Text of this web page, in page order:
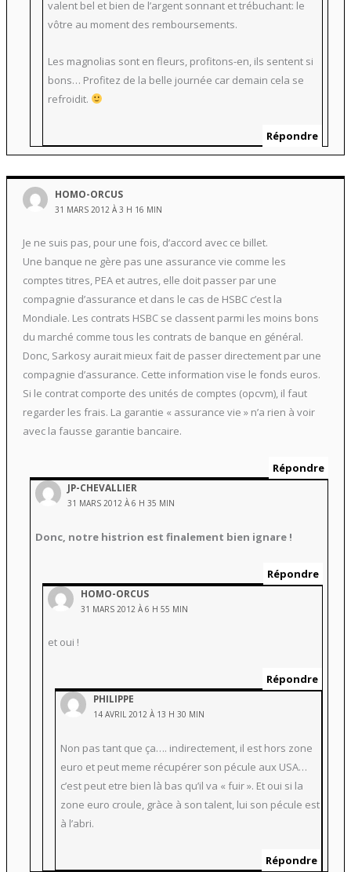
valent bel et bien de l’argent sonnant et trébuchant: le
vôtre au moment des remboursements.
Les magnolias sont en fleurs, profitons-en, ils sentent si
bons… Profitez de la belle journée car demain cela se
refroidit.
Répondre
HOMO-ORCUS
31 MARS 2012 À 3 H 16 MIN
Je ne suis pas, pour une fois, d’accord avec ce billet.
Une banque ne gère pas une assurance vie comme les
comptes titres, PEA et autres, elle doit passer par une
compagnie d’assurance et dans le cas de HSBC c’est la
Mondiale. Les contrats HSBC se classent parmi les moins bons
du marché comme tous les contrats de banque en général.
Donc, Sarkosy aurait mieux fait de passer directement par une
compagnie d’assurance. Cette information vise le fonds euros.
Si le contrat comporte des unités de comptes (opcvm), il faut
regarder les frais. La garantie « assurance vie » n’a rien à voir
avec la fausse garantie bancaire.
Répondre
JP-CHEVALLIER
31 MARS 2012 À 6 H 35 MIN
Donc, notre histrion est finalement bien ignare !
Répondre
HOMO-ORCUS
31 MARS 2012 À 6 H 55 MIN
et oui !
Répondre
PHILIPPE
14 AVRIL 2012 À 13 H 30 MIN
Non pas tant que ça…. indirectement, il est hors zone
euro et peut meme récupérer son pécule aux USA…
c’est peut etre bien là bas qu’il va « fuir ». Et oui si la
zone euro croule, gràce à son talent, lui son pécule est
à l’abri.
Répondre